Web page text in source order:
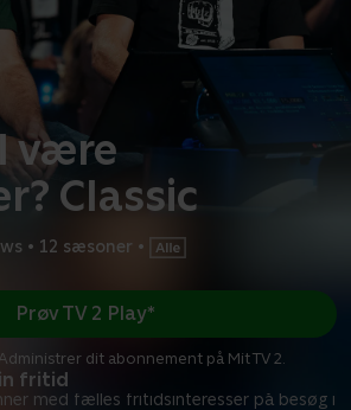
være
Classic
• 12 sæsoner •
fritid
med fælles fritidsinteresser på besøg i
Prøv TV 2 Play*
dit abonnement på Mit TV 2.